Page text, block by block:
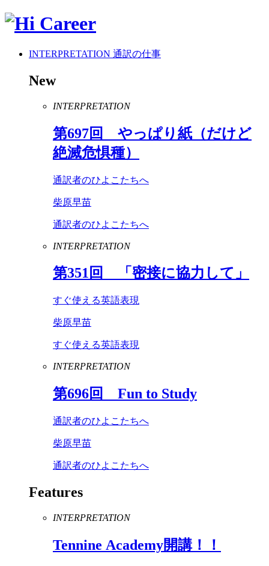
INTERPRETATION 通訳の仕事
New
INTERPRETATION
第697回 やっぱり紙（だけど
絶滅危惧種）
通訳者のひよこたちへ
柴原早苗
通訳者のひよこたちへ
INTERPRETATION
第351回 「密接に協力して」
すぐ使える英語表現
柴原早苗
すぐ使える英語表現
INTERPRETATION
第696回 Fun to Study
通訳者のひよこたちへ
柴原早苗
通訳者のひよこたちへ
Features
INTERPRETATION
Tennine Academy開講！！